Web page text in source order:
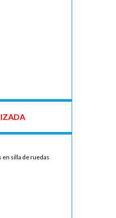
en silla de ruedas